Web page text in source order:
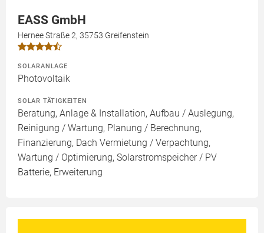
EASS GmbH
Hernee Straße 2, 35753 Greifenstein
SOLARANLAGE
Photovoltaik
SOLAR TÄTIGKEITEN
Beratung, Anlage & Installation, Aufbau / Auslegung,
Reinigung / Wartung, Planung / Berechnung,
Finanzierung, Dach Vermietung / Verpachtung,
Wartung / Optimierung, Solarstromspeicher / PV
Batterie, Erweiterung